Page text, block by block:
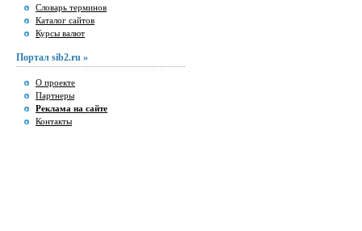
Словарь терминов
Каталог сайтов
Курсы валют
Портал sib2.ru »
О проекте
Партнеры
Реклама на сайте
Контакты